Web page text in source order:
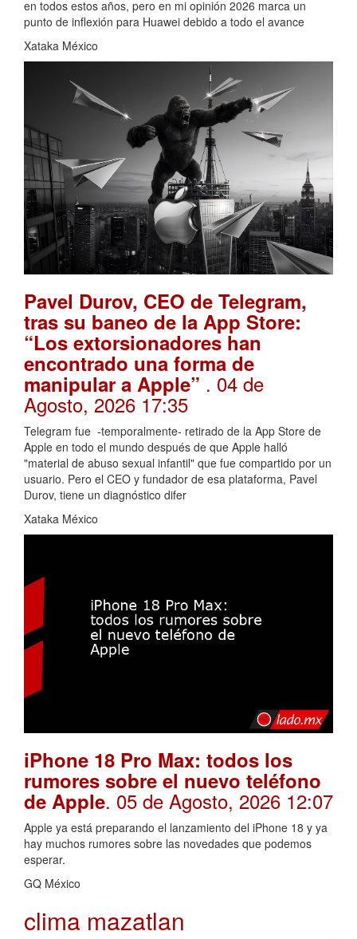
en todos estos años, pero en mi opinión 2026 marca un
punto de inflexión para Huawei debido a todo el avance
Xataka México
Pavel Durov, CEO de Telegram,
tras su baneo de la App Store:
“Los extorsionadores han
encontrado una forma de
manipular a Apple” . 04 de
Agosto, 2026 17:35
Telegram fue -temporalmente- retirado de la App Store de
Apple en todo el mundo después de que Apple halló
"material de abuso sexual infantil" que fue compartido por un
usuario. Pero el CEO y fundador de esa plataforma, Pavel
Durov, tiene un diagnóstico difer
Xataka México
iPhone 18 Pro Max: todos los
rumores sobre el nuevo teléfono
de Apple. 05 de Agosto, 2026 12:07
Apple ya está preparando el lanzamiento del iPhone 18 y ya
hay muchos rumores sobre las novedades que podemos
esperar.
GQ México
clima mazatlan